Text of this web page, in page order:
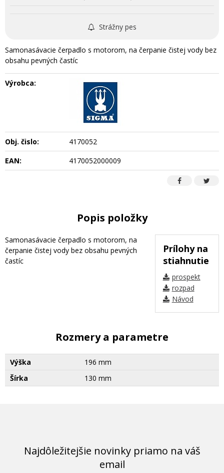
Strážny pes
Samonasávacie čerpadlo s motorom, na čerpanie čistej vody bez
obsahu pevných častíc
Výrobca:
Obj. čislo:
4170052
EAN:
4170052000009
Popis položky
Prílohy na
stiahnutie
prospekt
rozpad
Návod
Samonasávacie čerpadlo s motorom, na
čerpanie čistej vody bez obsahu pevných
častíc
Rozmery a parametre
Výška
196 mm
Šírka
130 mm
Najdôležitejšie novinky priamo na váš
email